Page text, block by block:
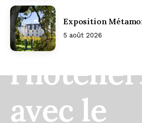
Exposition
5 août 2026
de l’IA
avec le